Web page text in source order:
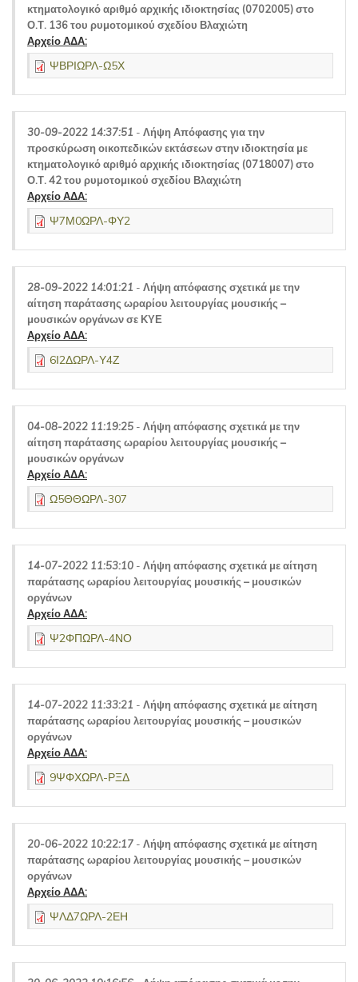
κτηματολογικό αριθμό αρχικής ιδιοκτησίας (0702005) στο
Ο.Τ. 136 του ρυμοτομικού σχεδίου Βλαχιώτη
Αρχείο ΑΔΑ:
ΨΒΡΙΩΡΛ-Ω5Χ
30-09-2022 14:37:51 - Λήψη Απόφασης για την
προσκύρωση οικοπεδικών εκτάσεων στην ιδιοκτησία με
κτηματολογικό αριθμό αρχικής ιδιοκτησίας (0718007) στο
Ο.Τ. 42 του ρυμοτομικού σχεδίου Βλαχιώτη
Αρχείο ΑΔΑ:
Ψ7Μ0ΩΡΛ-ΦΥ2
28-09-2022 14:01:21 - Λήψη απόφασης σχετικά με την
αίτηση παράτασης ωραρίου λειτουργίας μουσικής –
μουσικών οργάνων σε ΚΥΕ
Αρχείο ΑΔΑ:
6Ι2ΔΩΡΛ-Υ4Ζ
04-08-2022 11:19:25 - Λήψη απόφασης σχετικά με την
αίτηση παράτασης ωραρίου λειτουργίας μουσικής –
μουσικών οργάνων
Αρχείο ΑΔΑ:
Ω5ΘΘΩΡΛ-307
14-07-2022 11:53:10 - Λήψη απόφασης σχετικά με αίτηση
παράτασης ωραρίου λειτουργίας μουσικής – μουσικών
οργάνων
Αρχείο ΑΔΑ:
Ψ2ΦΠΩΡΛ-4ΝΟ
14-07-2022 11:33:21 - Λήψη απόφασης σχετικά με αίτηση
παράτασης ωραρίου λειτουργίας μουσικής – μουσικών
οργάνων
Αρχείο ΑΔΑ:
9ΨΦΧΩΡΛ-ΡΞΔ
20-06-2022 10:22:17 - Λήψη απόφασης σχετικά με αίτηση
παράτασης ωραρίου λειτουργίας μουσικής – μουσικών
οργάνων
Αρχείο ΑΔΑ:
ΨΛΔ7ΩΡΛ-2ΕΗ